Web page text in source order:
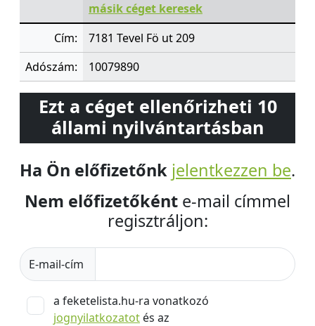
másik céget keresek
Cím:
7181 Tevel Fö ut 209
Adószám:
10079890
Ezt a céget ellenőrizheti 10
állami nyilvántartásban
Ha Ön előfizetőnk jelentkezzen be.
Nem előfizetőként e-mail címmel
regisztráljon:
E-mail-cím
a feketelista.hu-ra vonatkozó
jognyilatkozatot és az